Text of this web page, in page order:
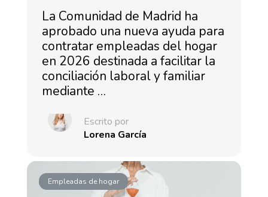
La Comunidad de Madrid ha
aprobado una nueva ayuda para
contratar empleadas del hogar
en 2026 destinada a facilitar la
conciliación laboral y familiar
mediante …
Escrito por
Lorena García
Empleadas de hogar